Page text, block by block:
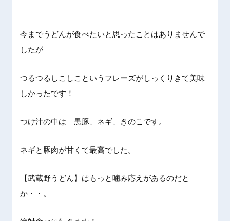
今までうどんが食べたいと思ったことはありませんで
したが
つるつるしこしこというフレーズがしっくりきて美味
しかったです！
つけ汁の中は 黒豚、ネギ、きのこです。
ネギと豚肉が甘くて最高でした。
【武蔵野うどん】はもっと噛み応えがあるのだと
か・・。